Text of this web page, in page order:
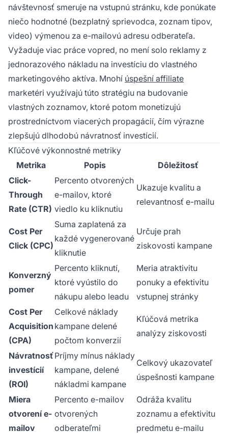
návštevnosť smeruje na vstupnú stránku, kde ponúkate
niečo hodnotné (bezplatný sprievodca, zoznam tipov,
video) výmenou za e-mailovú adresu odberateľa.
Vyžaduje viac práce vopred, no mení solo reklamy z
jednorazového nákladu na investíciu do vlastného
marketingového aktíva. Mnohí úspešní affiliate
marketéri využívajú túto stratégiu na budovanie
vlastných zoznamov, ktoré potom monetizujú
prostredníctvom viacerých propagácií, čím výrazne
zlepšujú dlhodobú návratnosť investícií.
Kľúčové výkonnostné metriky
Metrika
Popis
Dôležitosť
Click-
Through
Rate (CTR)
Percento otvorených
e-mailov, ktoré
viedlo ku kliknutiu
Ukazuje kvalitu a
relevantnosť e-mailu
Cost Per
Click (CPC)
Suma zaplatená za
každé vygenerované
kliknutie
Určuje prah
ziskovosti kampane
Konverzný
pomer
Percento kliknutí,
ktoré vyústilo do
nákupu alebo leadu
Meria atraktivitu
ponuky a efektivitu
vstupnej stránky
Cost Per
Acquisition
(CPA)
Celkové náklady
kampane delené
počtom konverzií
Kľúčová metrika
analýzy ziskovosti
Návratnosť
investícií
(ROI)
Príjmy mínus náklady
kampane, delené
nákladmi kampane
Celkový ukazovateľ
úspešnosti kampane
Miera
otvorení e-
mailov
Percento e-mailov
otvorených
odberateľmi
Odráža kvalitu
zoznamu a efektivitu
predmetu e-mailu